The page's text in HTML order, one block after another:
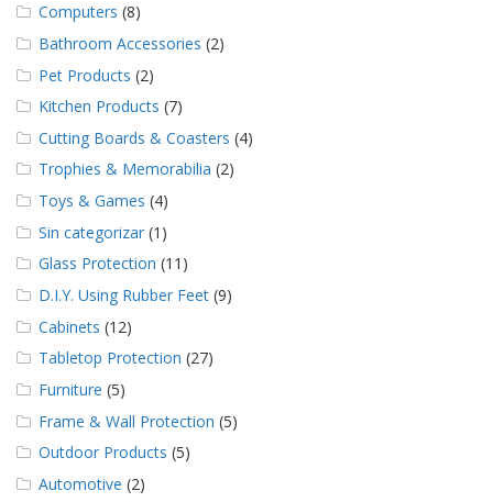
n
t
á
c
e
n
s
Computers (8)
Bathroom Accessories (2)
Pet Products (2)
Kitchen Products (7)
Cutting Boards & Coasters (4)
Trophies & Memorabilia (2)
Toys & Games (4)
Sin categorizar (1)
Glass Protection (11)
D.I.Y. Using Rubber Feet (9)
Cabinets (12)
Tabletop Protection (27)
Furniture (5)
Frame & Wall Protection (5)
Outdoor Products (5)
Automotive (2)